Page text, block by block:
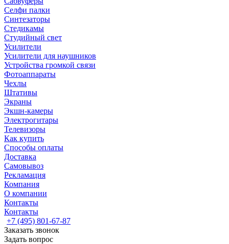
Селфи палки
Синтезаторы
Стедикамы
Студийный свет
Усилители
Усилители для наушников
Устройства громкой связи
Фотоаппараты
Чехлы
Штативы
Экраны
Экшн-камеры
Электрогитары
Телевизоры
Как купить
Способы оплаты
Доставка
Самовывоз
Рекламация
Компания
О компании
Контакты
Контакты
+7 (495) 801-67-87
Заказать звонок
Задать вопрос